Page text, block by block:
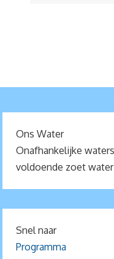
Ons Water
Onafhankelijke
voldoende zoet
Snel naar
Programma